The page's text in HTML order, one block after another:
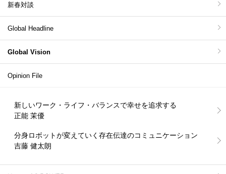
新春対談
Global Headline
Global Vision
Opinion File
新しいワーク・ライフ・バランスで幸せを追求する
正能 茉優
分身ロボットが変えていく存在伝達のコミュニケーション
吉藤 健太朗